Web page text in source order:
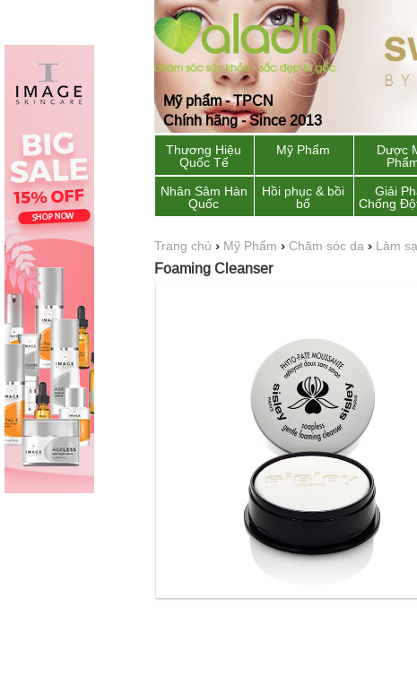
Mỹ phẩm - TPCN
Chính hãng - Since 2013
Thương Hiệu
Quốc Tế
Mỹ Phẩm
Dược
Nhân Sâm Hàn
Quốc
Hồi phục & bồi
bổ
Giải
Chống
Trang chủ › Mỹ Phẩm › Chăm sóc da › Làm
Foaming Cleanser